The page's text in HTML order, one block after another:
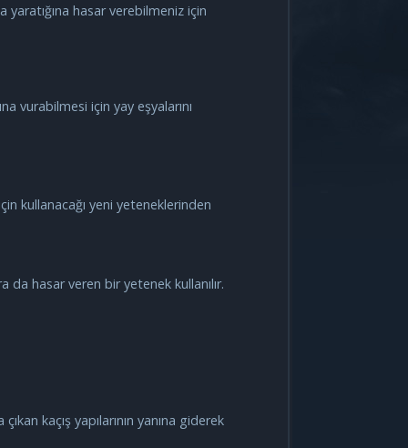
yaratığına hasar verebilmeniz için
vurabilmesi için yay eşyalarını
kullanacağı yeni yeteneklerinden
da hasar veren bir yetenek kullanılır.
kaçış yapılarının yanına giderek